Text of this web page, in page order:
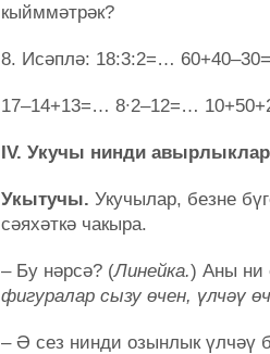
кыйммәтрәк?
8. Исәплә: 18:3:2=…
17–14+13=… 8∙2–12=…
IV. Укучы нинди
Укытучы. Укучылар, безне
сәяхәткә чакыра.
– Бу нәрсә? (Линейка.) Аны ни
фигуралар сызу өчен, үлчәү
– Ә сез нинди озынлык үлчәү